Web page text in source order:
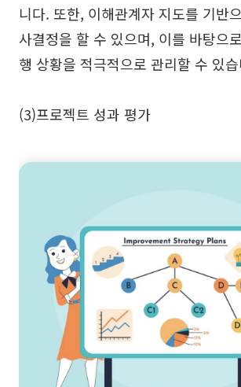
니다. 또한, 이해관계자 지도를 기반
사결정을 할 수 있으며, 이를 바탕으
행 상황을 적극적으로 관리할 수 있
(3)프로젝트 성과 평가